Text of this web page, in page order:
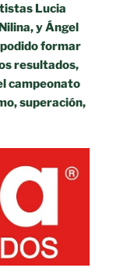
Lucia
y Ángel
formar
resultados,
campeonato
superación,